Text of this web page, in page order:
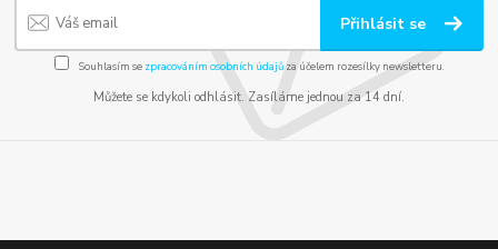
Přihlásit se
Souhlasím se zpracováním osobních údajůza účelem rozesílky newsletteru.
Můžete se kdykoli odhlásit. Zasíláme jednou za 14 dní.